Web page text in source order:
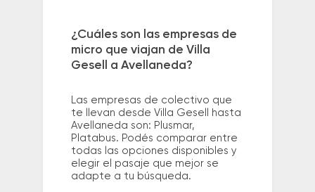
¿Cuáles son las empresas de
micro que viajan de Villa
Gesell a Avellaneda?
Las empresas de colectivo que
te llevan desde Villa Gesell hasta
Avellaneda son: Plusmar,
Platabus. Podés comparar entre
todas las opciones disponibles y
elegir el pasaje que mejor se
adapte a tu búsqueda.